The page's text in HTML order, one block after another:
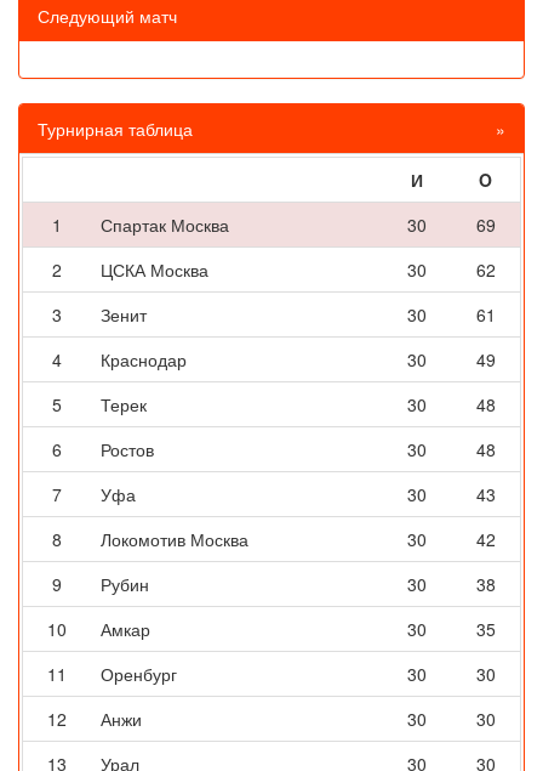
Следующий матч
Турнирная таблица »
И
O
1
Спартак Москва 30
69
2
ЦСКА Москва 30
62
3
Зенит 30
61
4
Краснодар 30
49
5
Терек 30
48
6
Ростов 30
48
7
Уфа 30
43
8
Локомотив Москва 30
42
9
Рубин 30
38
10
Амкар 30
35
11
Оренбург 30
30
12
Анжи 30
30
13
Урал 30
30